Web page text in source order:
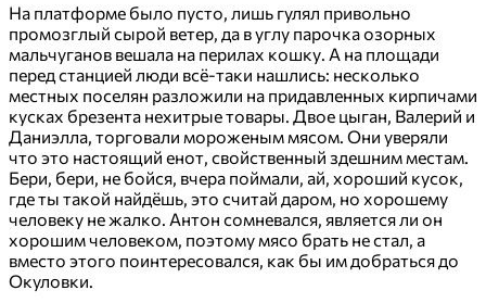
На платформе было пусто, лишь гулял привольно
промозглый сырой ветер, да в углу парочка озорных
мальчуганов вешала на перилах кошку. А на площади
перед станцией люди всё-таки нашлись: несколько
местных поселян разложили на придавленных кирпичами
кусках брезента нехитрые товары. Двое цыган, Валерий и
Даниэлла, торговали мороженым мясом. Они уверяли
что это настоящий енот, свойственный здешним местам.
Бери, бери, не бойся, вчера поймали, ай, хороший кусок,
где ты такой найдёшь, это считай даром, но хорошему
человеку не жалко. Антон сомневался, является ли он
хорошим человеком, поэтому мясо брать не стал, а
вместо этого поинтересовался, как бы им добраться до
Окуловки.